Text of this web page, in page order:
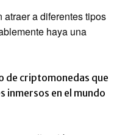
a diferentes tipos
haya una
de criptomonedas que
inmersos en el mundo